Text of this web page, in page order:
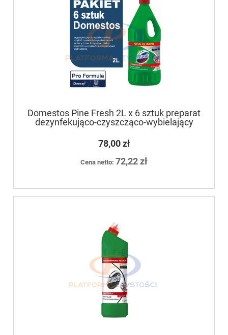
Domestos Pine Fresh 2L x 6 sztuk preparat
dezynfekująco-czyszcząco-wybielający
78,00 zł
Cena netto: 72,22 zł